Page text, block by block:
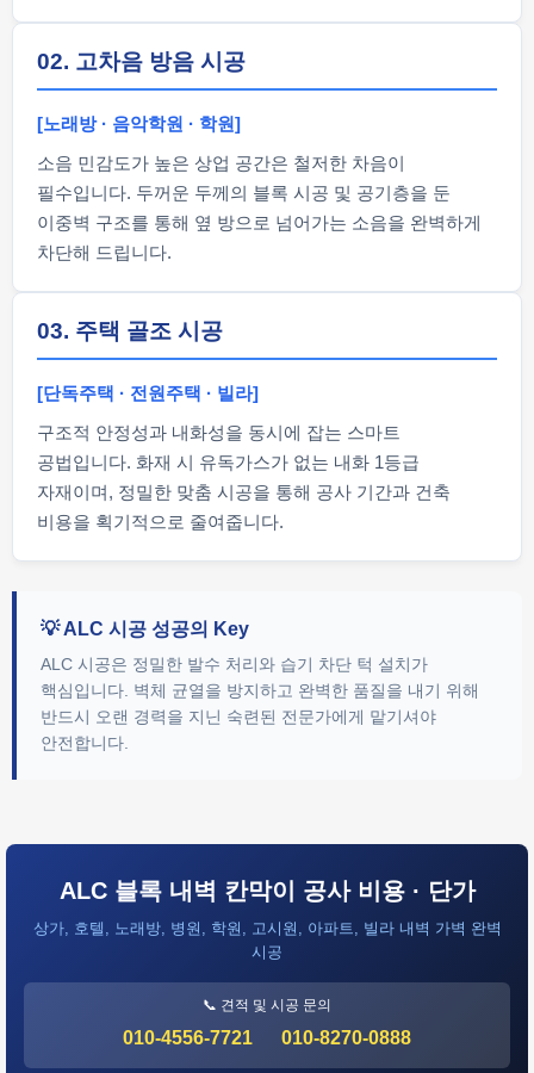
02. 고차음 방음 시공
[노래방 · 음악학원 · 학원]
소음 민감도가 높은 상업 공간은 철저한 차음이
필수입니다. 두꺼운 두께의 블록 시공 및 공기층을 둔
이중벽 구조를 통해 옆 방으로 넘어가는 소음을 완벽하게
차단해 드립니다.
03. 주택 골조 시공
[단독주택 · 전원주택 · 빌라]
구조적 안정성과 내화성을 동시에 잡는 스마트
공법입니다. 화재 시 유독가스가 없는 내화 1등급
자재이며, 정밀한 맞춤 시공을 통해 공사 기간과 건축
비용을 획기적으로 줄여줍니다.
💡 ALC 시공 성공의 Key
ALC 시공은 정밀한 발수 처리와 습기 차단 턱 설치가
핵심입니다. 벽체 균열을 방지하고 완벽한 품질을 내기 위해
반드시 오랜 경력을 지닌 숙련된 전문가에게 맡기셔야
안전합니다.
ALC 블록 내벽 칸막이 공사 비용 · 단가
상가, 호텔, 노래방, 병원, 학원, 고시원, 아파트, 빌라 내벽 가벽 완벽
시공
📞 견적 및 시공 문의
010-4556-7721 010-8270-0888